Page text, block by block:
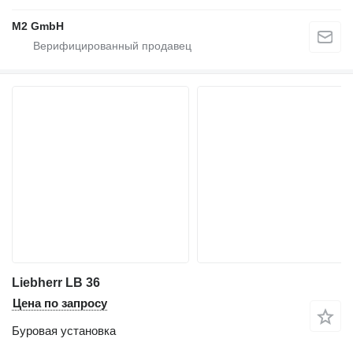
M2 GmbH
Liebherr LB 36
Цена по запросу
Буровая установка